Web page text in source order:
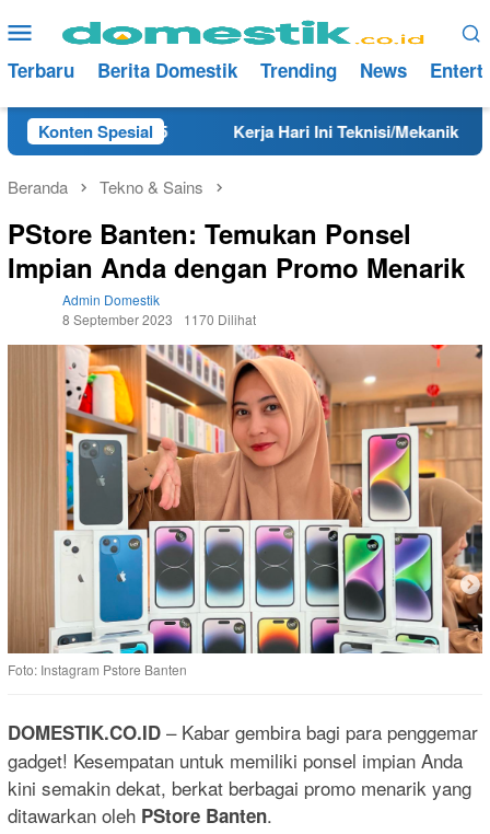
ke
konten
Menu
Mobile
Terbaru Berita Domestik Trending News
Konten Spesial
Tahun 2025 Kerja Hari Ini Teknisi/Mekanik DAMRI
Beranda Tekno & Sains
PStore Banten: Temukan Ponsel
Impian Anda dengan Promo Menarik
Admin Domestik
8 September 2023
1170 Dilihat
Foto: Instagram Pstore Banten
DOMESTIK.CO.ID – Kabar gembira bagi para penggemar
gadget! Kesempatan untuk memiliki ponsel impian Anda
kini semakin dekat, berkat berbagai promo menarik yang
ditawarkan oleh PStore Banten.